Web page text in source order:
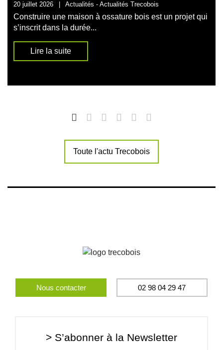
20 juillet 2026 Actualités - Actualités Trecobois
Construire une maison à ossature bois est un projet qui
s’inscrit dans la durée...
Lire la suite
Toute l'actu Trecobois
Nous contacter 02 98 04 29 47
> S’abonner à la Newsletter